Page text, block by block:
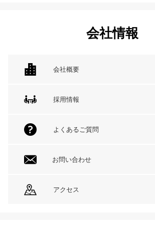
会社情報
会社概要
採用情報
よくあるご質問
お問い合わせ
アクセス